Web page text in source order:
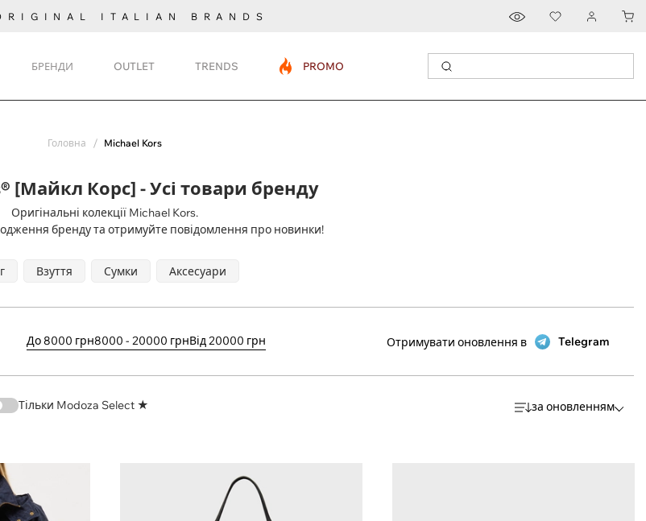
ITALIAN BRANDS
БРЕНДИ OUTLET TRENDS PROMO
Головна Michael Kors
[Майкл Корс] - Усі товари бренду
Оригінальні колекції Michael Kors.
бренду та отримуйте повідомлення про новинки!
Взуття Сумки Аксесуари
До 8000 грн8000 - 20000 грнВід 20000 грн Отримувати оновлення в Telegram
Тільки Modoza Select ★ за оновленням